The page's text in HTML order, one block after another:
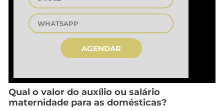
AGENDAR
Qual o valor do auxílio ou salário
maternidade para as domésticas?